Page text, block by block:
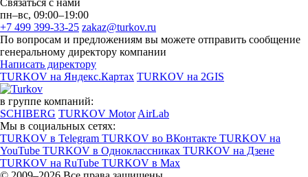
пн–вс, 09:00–19:00
+7 499 399-33-25 zakaz@turkov.ru
По вопросам и предложениям вы можете отправить сообщение
генеральному директору компании
Написать директору
TURKOV на Яндекс.Картах TURKOV на 2GIS
в группе компаний:
SCHIBERG TURKOV Motor AirLab
Мы в социальных сетях:
TURKOV в Telegram TURKOV во ВКонтакте TURKOV на
YouTube TURKOV в Одноклассниках TURKOV на Дзене
TURKOV на RuTube TURKOV в Max